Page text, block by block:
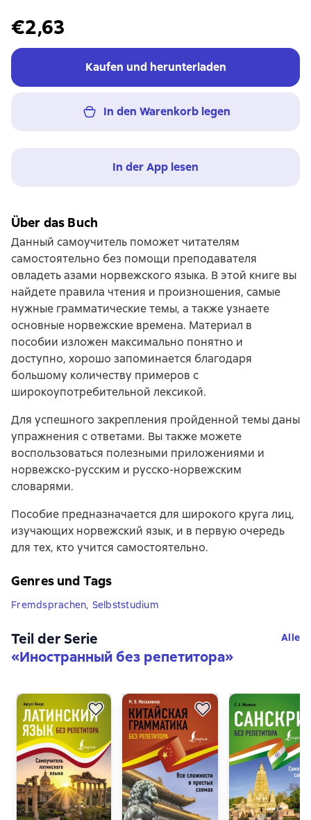
€2,63
Kaufen und herunterladen
In den Warenkorb legen
In der App lesen
Über das Buch
Данный самоучитель поможет читателям
самостоятельно без помощи преподавателя
овладеть азами норвежского языка. В этой книге вы
найдете правила чтения и произношения, самые
нужные грамматические темы, а также узнаете
основные норвежские времена. Материал в
пособии изложен максимально понятно и
доступно, хорошо запоминается благодаря
большому количеству примеров с
широкоупотребительной лексикой.
Для успешного закрепления пройденной темы даны
упражнения с ответами. Вы также можете
воспользоваться полезными приложениями и
норвежско-русским и русско-норвежским
словарями.
Пособие предназначается для широкого круга лиц,
изучающих норвежский язык, и в первую очередь
для тех, кто учится самостоятельно.
Genres und Tags
Fremdsprachen, Selbststudium
Teil der Serie
«Иностранный без репетитора»
Alle